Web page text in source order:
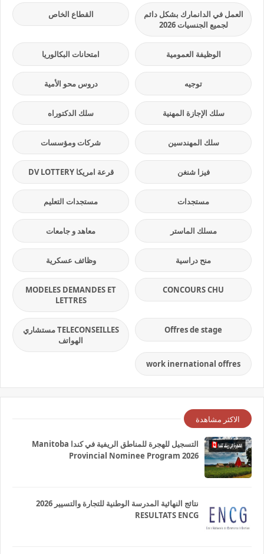
العمل في الدانمارك بشكل دائم
لجميع الجنسيات 2026
القطاع الخاص
الوظيفة العمومية امتحانات البكالوريا
توجيه دروس محو الأمية
سلك الإجازة المهنية سلك الدكتوراه
سلك المهندسين شركات ومؤسسات
فيزا شنغن قرعة امريكا DV LOTTERY
مستجدات مستجدات التعليم
مسلك الماستر معاهد و جامعات
منح دراسية وظائف عسكرية
CONCOURS CHU
MODELES DEMANDES ET
LETTRES
Offres de stage
TELECONSEILLES مستشاري
الهواتف
work inernational offres
الاكثر مشاهدة
التسجيل للهجرة للمناطق الريفية في كندا Manitoba
Provincial Nominee Program 2026
نتائج النهائية المدرسة الوطنية للتجارة والتسيير 2026
RESULTATS ENCG